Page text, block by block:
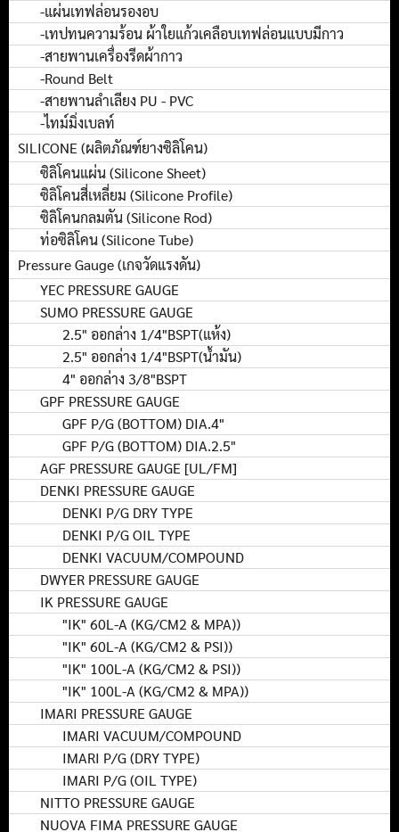
-แผ่นเทฟล่อนรองอบ
-เทปทนความร้อน ผ้าใยแก้วเคลือบเทฟล่อนแบบมีกาว
-สายพานเครื่องรีดผ้ากาว
-Round Belt
-สายพานลำเลียง PU - PVC
-ไทม์มิ่งเบลท์
SILICONE (ผลิตภัณฑ์ยางซิลิโคน)
ซิลิโคนแผ่น (Silicone Sheet)
ซิลิโคนสี่เหลี่ยม (Silicone Profile)
ซิลิโคนกลมตัน (Silicone Rod)
ท่อซิลิโคน (Silicone Tube)
Pressure Gauge (เกจวัดแรงดัน)
YEC PRESSURE GAUGE
SUMO PRESSURE GAUGE
2.5" ออกล่าง 1/4"BSPT(แห้ง)
2.5" ออกล่าง 1/4"BSPT(น้ำมัน)
4" ออกล่าง 3/8"BSPT
GPF PRESSURE GAUGE
GPF P/G (BOTTOM) DIA.4"
GPF P/G (BOTTOM) DIA.2.5"
AGF PRESSURE GAUGE [UL/FM]
DENKI PRESSURE GAUGE
DENKI P/G DRY TYPE
DENKI P/G OIL TYPE
DENKI VACUUM/COMPOUND
DWYER PRESSURE GAUGE
IK PRESSURE GAUGE
"IK" 60L-A (KG/CM2 & MPA))
"IK" 60L-A (KG/CM2 & PSI))
"IK" 100L-A (KG/CM2 & PSI))
"IK" 100L-A (KG/CM2 & MPA))
IMARI PRESSURE GAUGE
IMARI VACUUM/COMPOUND
IMARI P/G (DRY TYPE)
IMARI P/G (OIL TYPE)
NITTO PRESSURE GAUGE
NUOVA FIMA PRESSURE GAUGE